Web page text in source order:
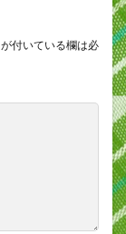
が付いている欄は必